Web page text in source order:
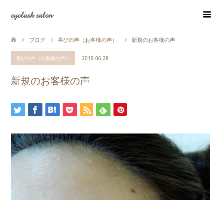
eyelash salon
ブログ 喜びの声（お客様の声） 新規のお客様の声
喜びの声（お客様の声） 2019.06.28
新規のお客様の声